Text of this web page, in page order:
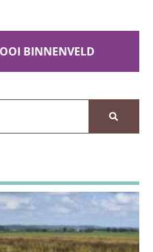
BINNENVELD